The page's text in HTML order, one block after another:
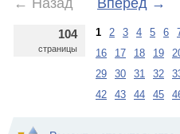
← Назад Вперед →
104
страницы
1 2 3 4 5 6
16
17 18 19
29
30 31 32
42
43 44 45